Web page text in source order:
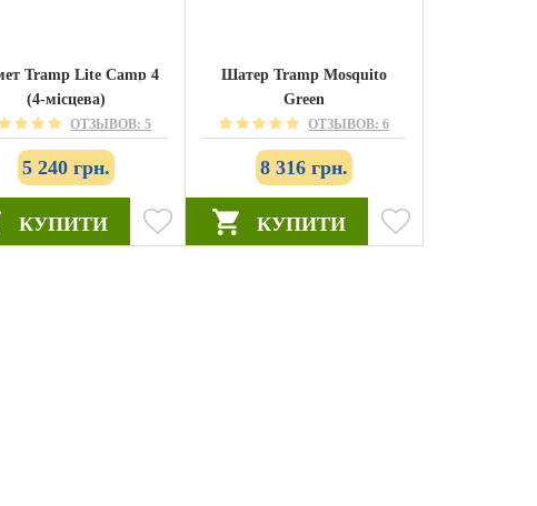
Tramp Lite Camp 4
(4-місцева)
ОТЗЫВОВ: 5
5 240 грн.
КУПИТИ
Шатер Tramp Mosquito
Green
ОТЗЫВОВ: 6
8 316 грн.
КУПИТИ